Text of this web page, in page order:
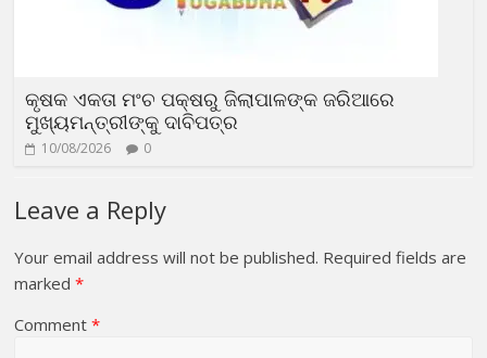
କୃଷକ ଏକତା ମଂଚ ପକ୍ଷରୁ ଜିଲାପାଳଙ୍କ ଜରିଆରେ
ମୁଖ୍ୟମନ୍ତ୍ରୀଙ୍କୁ ଦାବିପତ୍ର
10/08/2026 0
Leave a Reply
Your email address will not be published. Required fields are
marked*
Comment*